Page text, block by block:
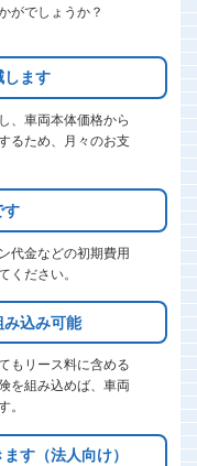
がでしょうか？
します
、車両本体価格から
るため、月々のお支
す
代金などの初期費用
ください。
み込み可能
もリース料に含める
を組み込めば、車両
。
ます （法人向け）